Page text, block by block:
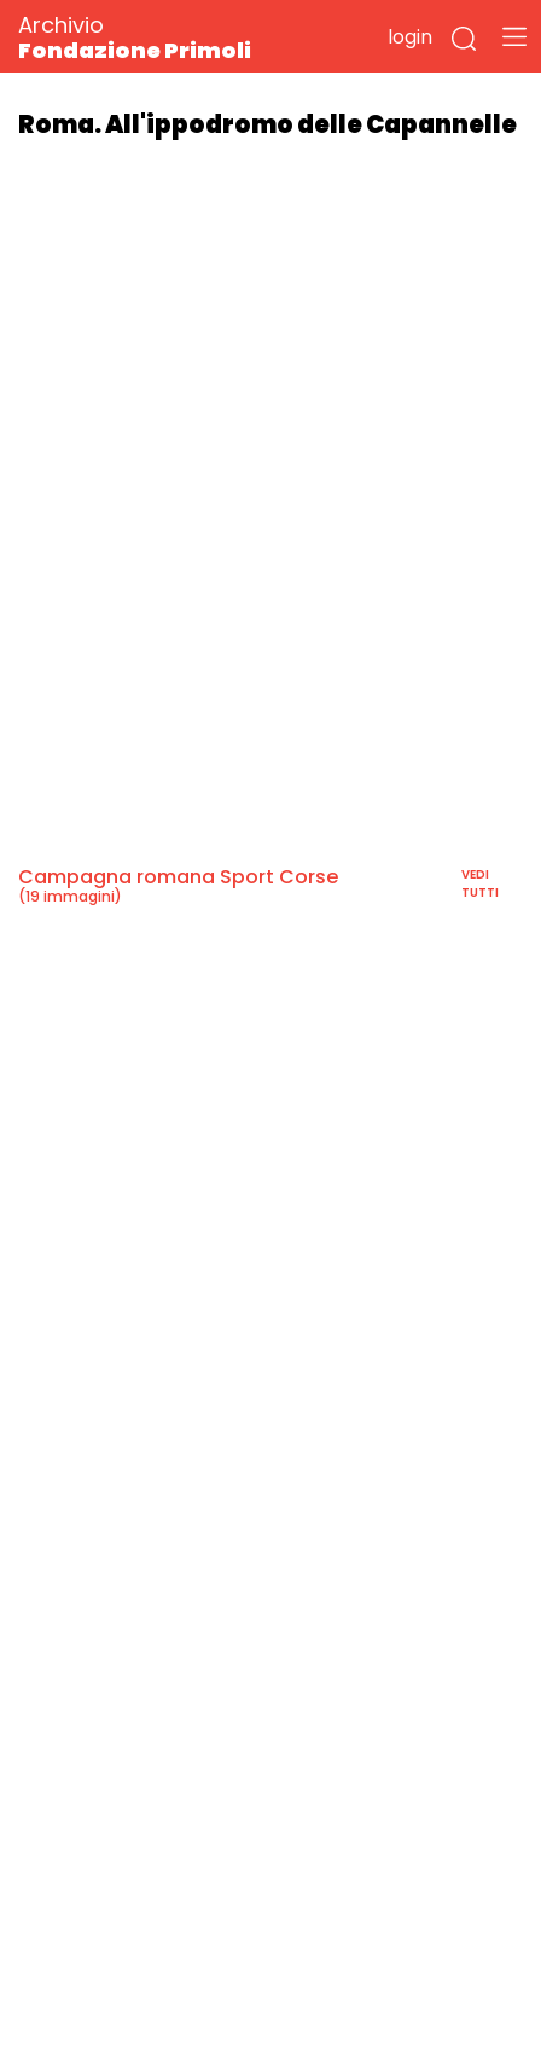
Archivio
Fondazione Primoli
login
Roma. All'ippodromo delle Capannelle
Campagna romana Sport Corse
(19 immagini)
VEDI
TUTTI